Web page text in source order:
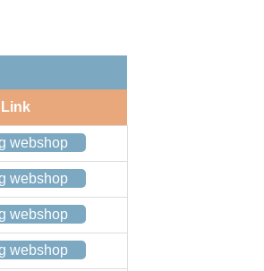
Link
webshop
webshop
webshop
webshop